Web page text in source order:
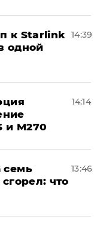
к Starlink
одной
14:39
и M270
14:14
семь
что
13:46